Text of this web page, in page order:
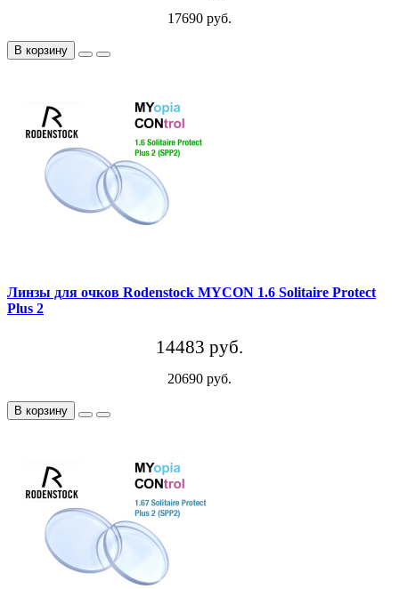
17690 руб.
В корзину
Линзы для очков Rodenstock MYCON 1.6 Solitaire Protect
Plus 2
14483 руб.
20690 руб.
В корзину